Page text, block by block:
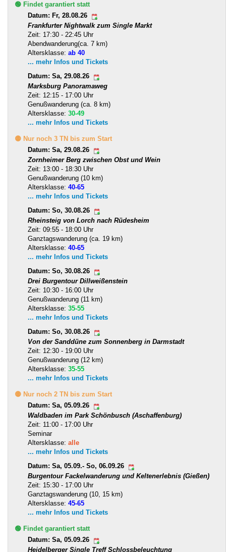
🟢 Findet garantiert statt
Datum: Fr, 28.08.26
Frankfurter Nightwalk zum Single Markt
Zeit: 17:30 - 22:45 Uhr
Abendwanderung(ca. 7 km)
Altersklasse: ab 40
... mehr Infos und Tickets
Datum: Sa, 29.08.26
Marksburg Panoramaweg
Zeit: 12:15 - 17:00 Uhr
Genußwanderung (ca. 8 km)
Altersklasse: 30-49
... mehr Infos und Tickets
🟡 Nur noch 3 TN bis zum Start
Datum: Sa, 29.08.26
Zornheimer Berg zwischen Obst und Wein
Zeit: 13:00 - 18:30 Uhr
Genußwanderung (10 km)
Altersklasse: 40-65
... mehr Infos und Tickets
Datum: So, 30.08.26
Rheinsteig von Lorch nach Rüdesheim
Zeit: 09:55 - 18:00 Uhr
Ganztagswanderung (ca. 19 km)
Altersklasse: 40-65
... mehr Infos und Tickets
Datum: So, 30.08.26
Drei Burgentour Dillweißenstein
Zeit: 10:30 - 16:00 Uhr
Genußwanderung (11 km)
Altersklasse: 35-55
... mehr Infos und Tickets
Datum: So, 30.08.26
Von der Sanddüne zum Sonnenberg in Darmstadt
Zeit: 12:30 - 19:00 Uhr
Genußwanderung (12 km)
Altersklasse: 35-55
... mehr Infos und Tickets
🟡 Nur noch 2 TN bis zum Start
Datum: Sa, 05.09.26
Waldbaden im Park Schönbusch (Aschaffenburg)
Zeit: 11:00 - 17:00 Uhr
Seminar
Altersklasse: alle
... mehr Infos und Tickets
Datum: Sa, 05.09.- So, 06.09.26
Burgentour Fackelwanderung und Keltenerlebnis (Gießen)
Zeit: 15:30 - 17:00 Uhr
Ganztagswanderung (10, 15 km)
Altersklasse: 45-65
... mehr Infos und Tickets
🟢 Findet garantiert statt
Datum: Sa, 05.09.26
Heidelberger Single Treff Schlossbeleuchtung